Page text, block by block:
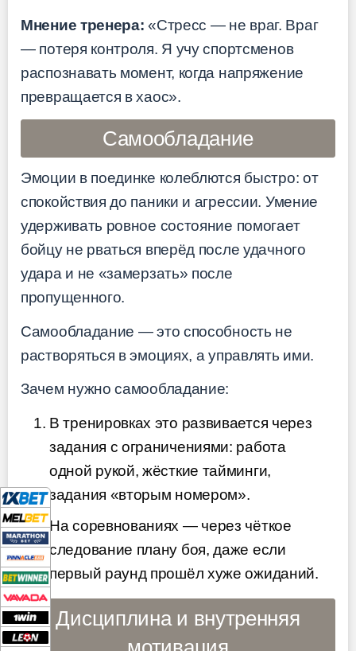
Мнение тренера: «Стресс — не враг. Враг
— потеря контроля. Я учу спортсменов
распознавать момент, когда напряжение
превращается в хаос».
Самообладание
Эмоции в поединке колеблются быстро: от
спокойствия до паники и агрессии. Умение
удерживать ровное состояние помогает
бойцу не рваться вперёд после удачного
удара и не «замерзать» после
пропущенного.
Самообладание — это способность не
растворяться в эмоциях, а управлять ими.
Зачем нужно самообладание:
В тренировках это развивается через
задания с ограничениями: работа
одной рукой, жёсткие тайминги,
задания «вторым номером».
На соревнованиях — через чёткое
следование плану боя, даже если
первый раунд прошёл хуже ожиданий.
Дисциплина и внутренняя